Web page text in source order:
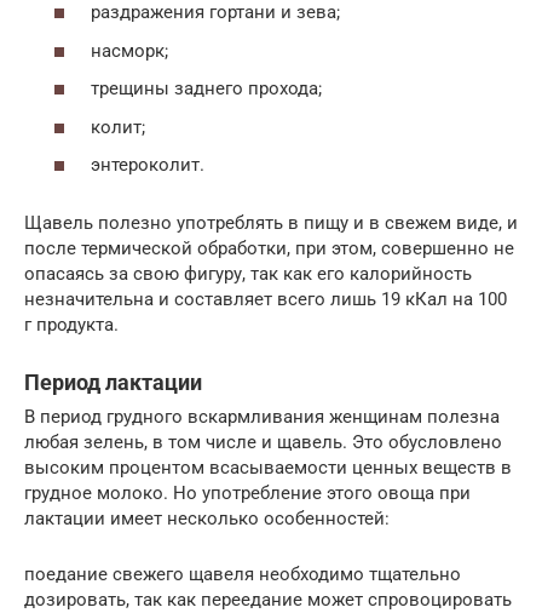
раздражения гортани и зева;
насморк;
трещины заднего прохода;
колит;
энтероколит.
Щавель полезно употреблять в пищу и в свежем виде, и
после термической обработки, при этом, совершенно не
опасаясь за свою фигуру, так как его калорийность
незначительна и составляет всего лишь 19 кКал на 100
г продукта.
Период лактации
В период грудного вскармливания женщинам полезна
любая зелень, в том числе и щавель. Это обусловлено
высоким процентом всасываемости ценных веществ в
грудное молоко. Но употребление этого овоща при
лактации имеет несколько особенностей:
поедание свежего щавеля необходимо тщательно
дозировать, так как переедание может спровоцировать